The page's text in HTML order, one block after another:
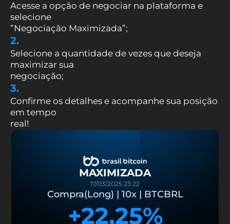
Acesse a opção de negociar na plataforma e
selecione
”Negociação Maximizada”;
2.
Selecione a quantidade de vezes que deseja
maximizar sua
negociação;
3.
Confirme os detalhes e acompanhe sua posição
em tempo
real!
MAXIMIZADA
17/03/2025 23:22
Compra(Long) | 10x | BTCBRL
+22,25%